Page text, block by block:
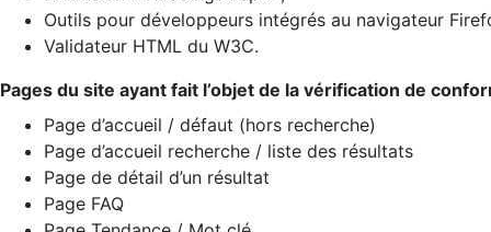
Outils pour développeurs intégrés au navigateur
Validateur HTML du W3C.
Pages du site ayant fait l’objet de la vérification de
Page d’accueil / défaut (hors recherche)
Page d’accueil recherche / liste des résultats
Page de détail d’un résultat
Page FAQ